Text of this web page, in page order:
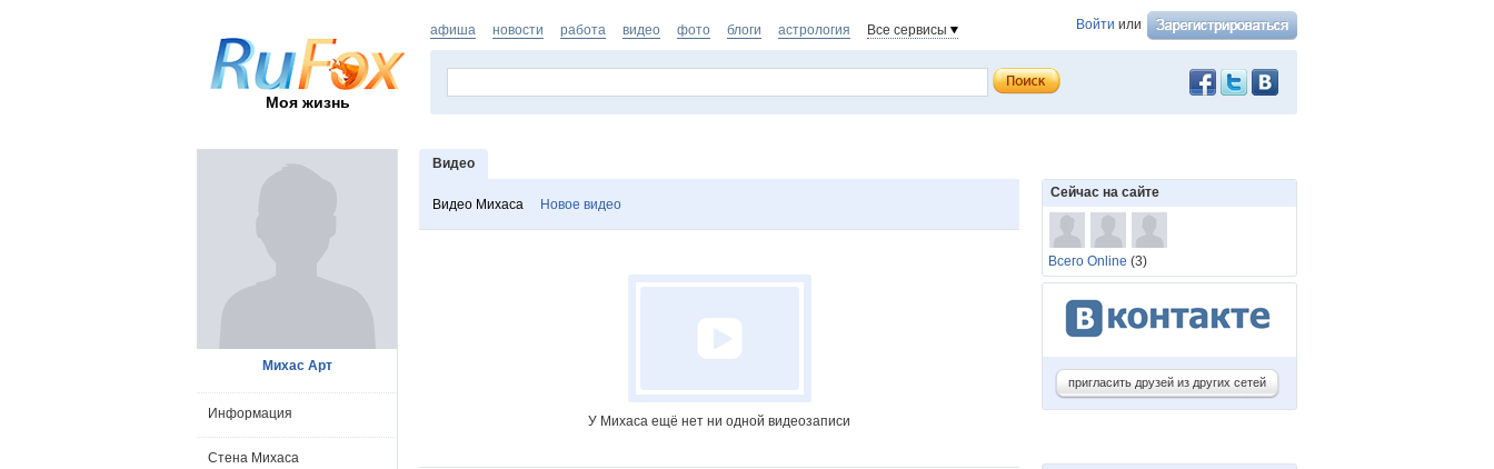
Моя жизнь
Войти или
афиша новости работа видео фото блоги астрология Все сервисы
Видео
Видео Михаса Новое видео
У Михаса ещё нет ни одной видеозаписи
Михас Арт
Информация
Стена Михаса
Сейчас на сайте
Всего Online (3)
пригласить друзей из других сетей